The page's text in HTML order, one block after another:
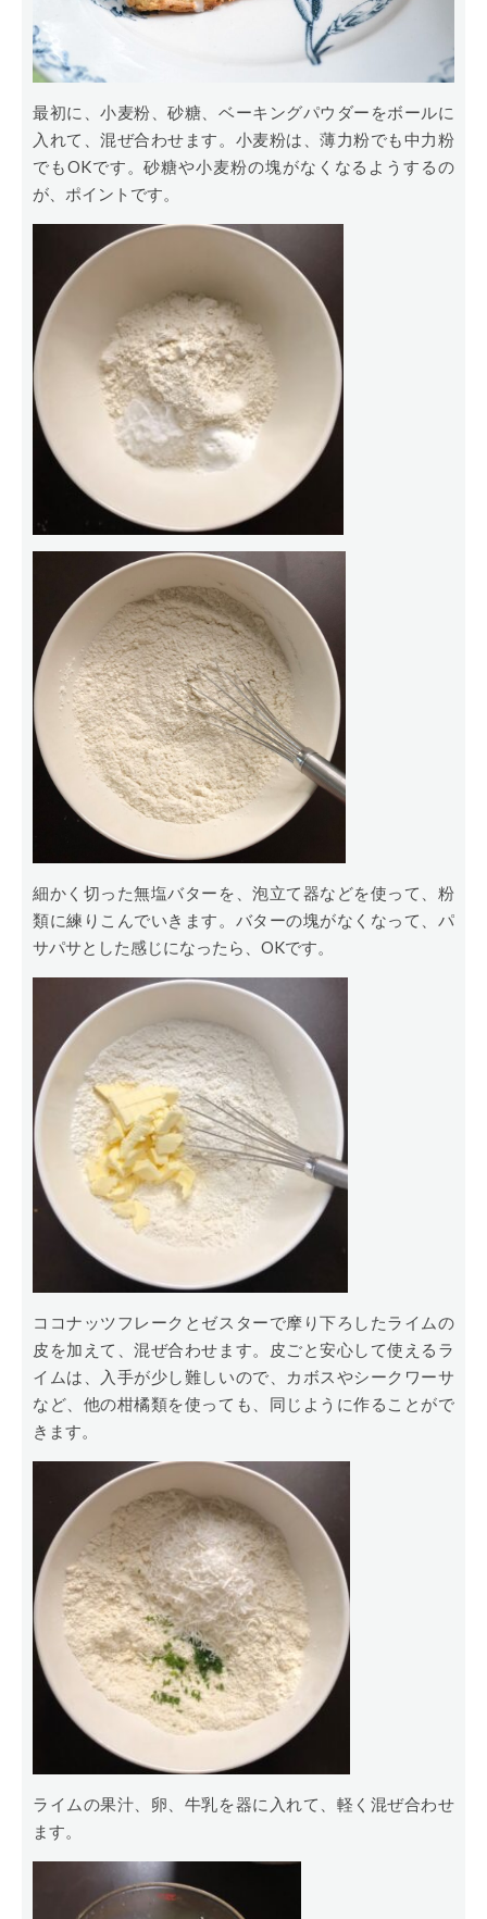
最初に、小麦粉、砂糖、ベーキングパウダーをボールに
入れて、混ぜ合わせます。小麦粉は、薄力粉でも中力粉
でもOKです。砂糖や小麦粉の塊がなくなるようするの
が、ポイントです。
細かく切った無塩バターを、泡立て器などを使って、粉
類に練りこんでいきます。バターの塊がなくなって、パ
サパサとした感じになったら、OKです。
ココナッツフレークとゼスターで摩り下ろしたライムの
皮を加えて、混ぜ合わせます。皮ごと安心して使えるラ
イムは、入手が少し難しいので、カボスやシークワーサ
など、他の柑橘類を使っても、同じように作ることがで
きます。
ライムの果汁、卵、牛乳を器に入れて、軽く混ぜ合わせ
ます。